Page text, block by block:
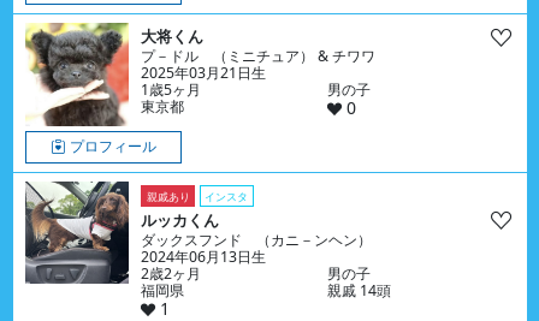
大将くん
プ－ドル （ミニチュア） & チワワ
2025年03月21日生
1歳5ヶ月
男の子
東京都
0
プロフィール
親戚あり インスタ
ルッカくん
ダックスフンド （カニ－ンヘン）
2024年06月13日生
2歳2ヶ月
男の子
福岡県
親戚 14頭
1